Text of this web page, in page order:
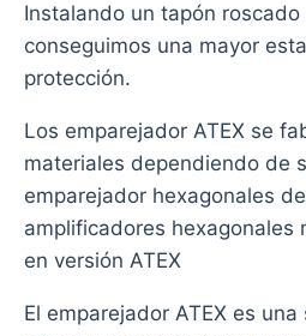
Instalando un tapón
conseguimos una mayor
protección.
Los emparejador ATEX se
materiales dependiendo de
emparejador hexagonales
amplificadores hexagonales
en versión ATEX
El emparejador ATEX es